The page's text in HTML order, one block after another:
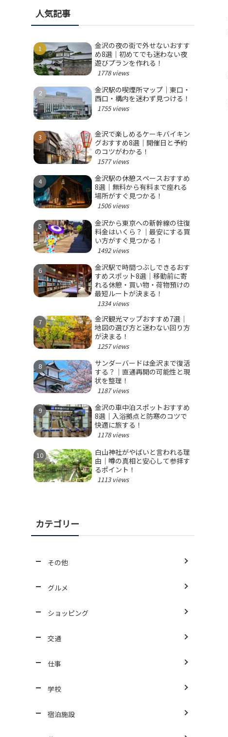
人気記事
金沢の夜の街で外せないおすす
め8選｜初めてでも迷わない夜
遊びプランを作れる！
1778 views
金沢駅の喫煙所マップ｜東口・
西口・構内を迷わず見つける！
1755 views
金沢で楽しめるケーキバイキン
グおすすめ8選｜開催日と予約
のコツがわかる！
1577 views
金沢駅の休憩スペースおすすめ
8選｜無料から有料まで座れる
場所がすぐ見つかる！
1506 views
金沢から東京への新幹線の往復
料金はいくら？｜最安にする買
い方がすぐ見つかる！
1492 views
金沢駅で時間つぶしできるおす
すめスポット8選｜移動前に寄
れる休憩・買い物・荷物預けの
最短ルートが決まる！
1334 views
金沢観光マップおすすめ7選｜
地図の選び方と迷わない回り方
が決まる！
1257 views
サンダーバードは金沢まで復活
する？｜直通再開の可能性と現
状を整理！
1187 views
金沢の車中泊スポットおすすめ
8選｜入浴拠点と防寒のコツで
快適に旅する！
1178 views
白山神社がやばいと言われる理
由｜噂の真相と安心して参拝す
るポイント！
1113 views
カテゴリー
その他
グルメ
ショッピング
交通
仕事
学校
宿泊施設